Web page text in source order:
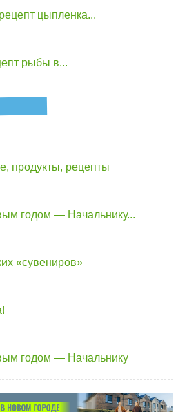
цыпленка...
рыбы в...
продукты, рецепты
годом — Начальнику...
«сувениров»
годом — Начальнику